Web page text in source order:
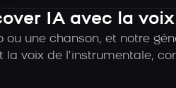
IA avec la
ou une chanson, et notre
voix de l’instrumentale,